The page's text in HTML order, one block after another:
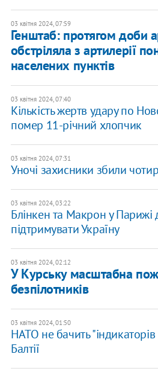
03 квітня 2024, 07:59
​Генштаб: протягом доби
обстріляла з артилерії
населених пунктів
03 квітня 2024, 07:40
Кількість жертв удару по
помер 11-річний хлопчик
03 квітня 2024, 07:31
Уночі захисники збили
03 квітня 2024, 03:22
Блінкен та Макрон у
підтримувати Україну
03 квітня 2024, 02:12
У Курську масштабна
безпілотників
03 квітня 2024, 01:50
НАТО не бачить "індикаторів
Балтії